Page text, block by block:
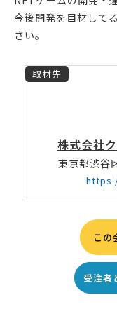
今後開発を目材して
さい。
取材先
株式会社
東京都渋谷
この
受注者